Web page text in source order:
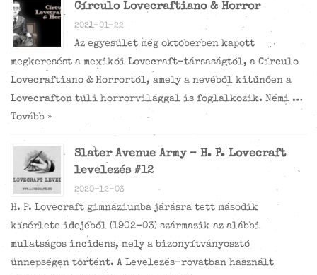
Círculo Lovecraftiano & Horror
2021-01-22
Az egyesület még októberben kapott
megkeresést a mexikói Lovecraft-társaságtól, a Círculo
Lovecraftiano & Horrortól, amely a nevéből kitűnően a
Lovecrafton túli horrorvilággal is foglalkozik. Némi …
Tovább »
Slater Avenue Army – H. P. Lovecraft
levelezés #12
2020-12-03
H. P. Lovecraft gimnáziumba járásra tett második
kísérlete idejéből (1902-03) származik az alábbi
mulatságos incidens, mely a bizonyítványosztó
ünnepségen történt. A Levelezés-rovatban használt